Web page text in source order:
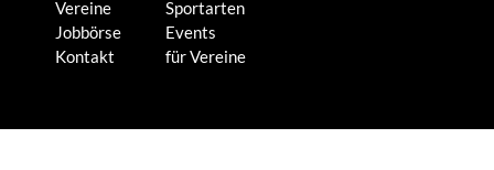
Vereine
Sportarten
Jobbörse
Events
Kontakt
für Vereine